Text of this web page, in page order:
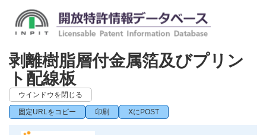
剥離樹脂層付金属箔及びプリン
ト配線板
ウインドウを閉じる
固定URLをコピー 印刷 XにPOST